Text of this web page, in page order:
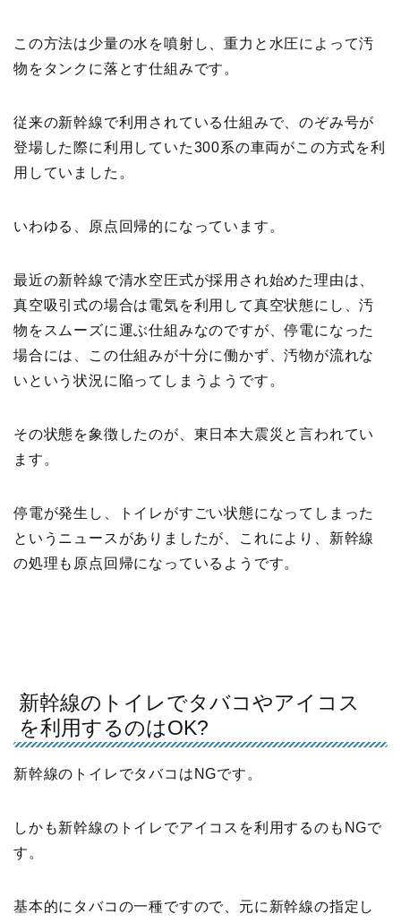
この方法は少量の水を噴射し、重力と水圧によって汚
物をタンクに落とす仕組みです。
従来の新幹線で利用されている仕組みで、のぞみ号が
登場した際に利用していた300系の車両がこの方式を利
用していました。
いわゆる、原点回帰的になっています。
最近の新幹線で清水空圧式が採用され始めた理由は、
真空吸引式の場合は電気を利用して真空状態にし、汚
物をスムーズに運ぶ仕組みなのですが、停電になった
場合には、この仕組みが十分に働かず、汚物が流れな
いという状況に陥ってしまうようです。
その状態を象徴したのが、東日本大震災と言われてい
ます。
停電が発生し、トイレがすごい状態になってしまった
というニュースがありましたが、これにより、新幹線
の処理も原点回帰になっているようです。
新幹線のトイレでタバコやアイコス
を利用するのはOK?
新幹線のトイレでタバコはNGです。
しかも新幹線のトイレでアイコスを利用するのもNGで
す。
基本的にタバコの一種ですので、元に新幹線の指定し